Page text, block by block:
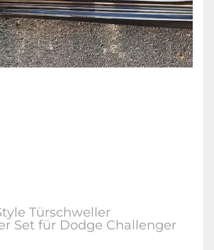
Türschweller
Set für Dodge Challenger